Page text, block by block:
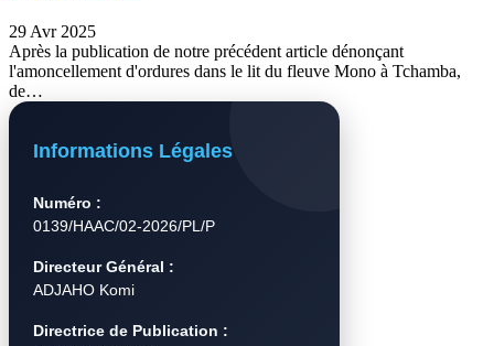
29 Avr 2025
Après la publication de notre précédent article dénonçant
l'amoncellement d'ordures dans le lit du fleuve Mono à Tchamba,
de…
Informations Légales
Numéro :
0139/HAAC/02-2026/PL/P
Directeur Général :
ADJAHO Komi
Directrice de Publication :